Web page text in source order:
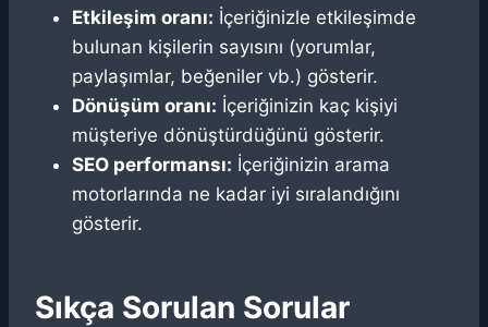
Etkileşim oranı: İçeriğinizle etkileşimde
bulunan kişilerin sayısını (yorumlar,
paylaşımlar, beğeniler vb.) gösterir.
Dönüşüm oranı: İçeriğinizin kaç kişiyi
müşteriye dönüştürdüğünü gösterir.
SEO performansı: İçeriğinizin arama
motorlarında ne kadar iyi sıralandığını
gösterir.
Sıkça Sorulan Sorular